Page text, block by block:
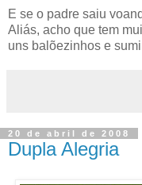
E se o padre saiu
Aliás, acho que tem
uns balõezinhos e
20 de abril de 2008
Dupla Alegria